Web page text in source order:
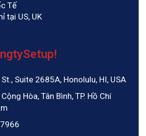
Tế
tại US, UK
Suite 2685A, Honolulu, HI, USA
Hòa, Tân Bình, TP. Hồ Chí